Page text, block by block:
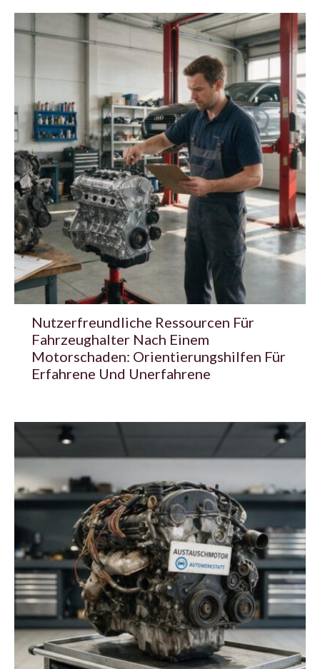
Nutzerfreundliche Ressourcen Für
Fahrzeughalter Nach Einem
Motorschaden: Orientierungshilfen Für
Erfahrene Und Unerfahrene